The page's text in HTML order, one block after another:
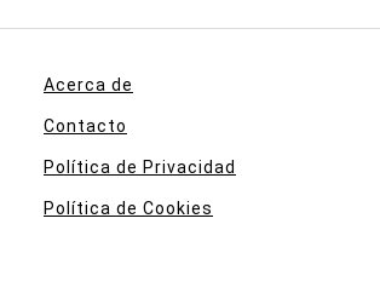
Acerca de
Contacto
Política de Privacidad
Política de Cookies